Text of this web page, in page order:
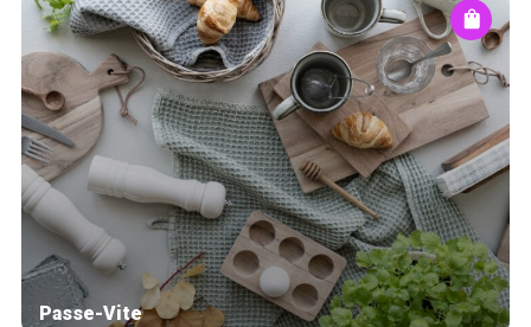
Home
Our top picks
Neighborhoods
Blog
Tops 10
Brussels Knowhow
About us
Passe-Vite